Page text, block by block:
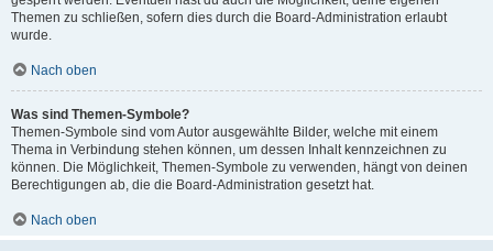
Themen zu schließen, sofern dies durch die Board-Administration erlaubt
wurde.
Nach oben
Was sind Themen-Symbole?
Themen-Symbole sind vom Autor ausgewählte Bilder, welche mit einem
Thema in Verbindung stehen können, um dessen Inhalt kennzeichnen zu
können. Die Möglichkeit, Themen-Symbole zu verwenden, hängt von deinen
Berechtigungen ab, die die Board-Administration gesetzt hat.
Nach oben